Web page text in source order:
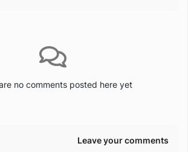
no comments posted here yet
Leave your comments